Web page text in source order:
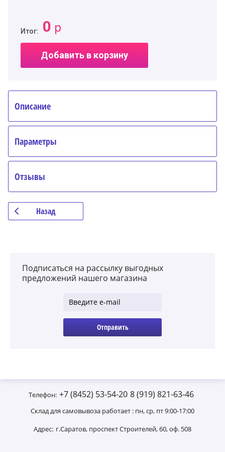
Итог: 0 р
Добавить в корзину
Описание
Параметры
Отзывы
Назад
Подписаться на рассылку выгодных
предложений нашего магазина
Отправить
Телефон: +7 (8452) 53-54-20 8 (919) 821-63-46
Склад для самовывоза работает : пн, ср, пт 9:00-17:00
Адрес: г.Саратов, проспект Строителей, 60, оф. 508